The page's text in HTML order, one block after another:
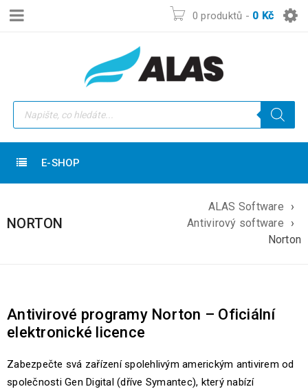
0 produktů - 0 Kč
E-SHOP
NORTON
ALAS Software
›
Antivirový software
›
Norton
Antivirové programy Norton – Oficiální
elektronické licence
Zabezpečte svá zařízení spolehlivým americkým antivirem od
společnosti Gen Digital (dříve Symantec), který nabízí